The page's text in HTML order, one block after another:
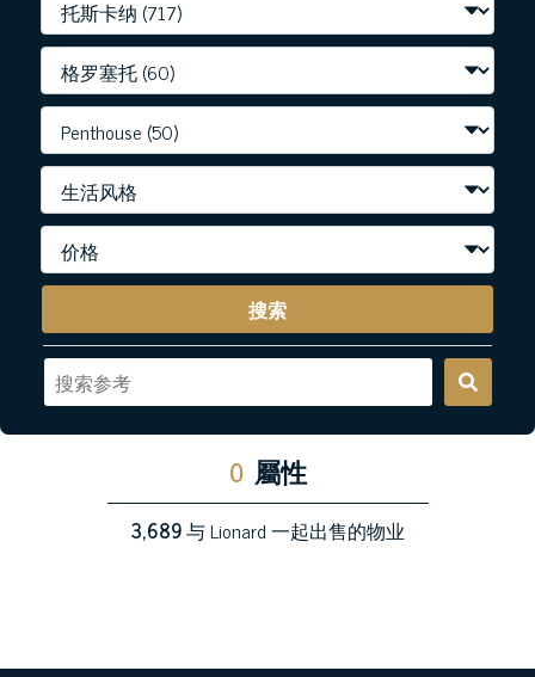
搜索
0 屬性
3,689与 Lionard 一起出售的物业